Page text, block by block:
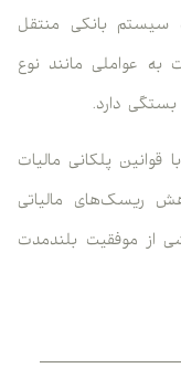
بانکی منتقل
مانند نوع
دارد.
پلکانی مالیات
مالیاتی
بلندمدت